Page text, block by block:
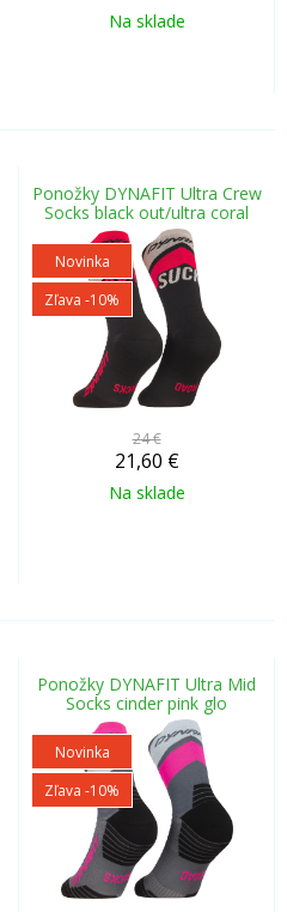
Na sklade
Ponožky DYNAFIT Ultra Crew
Socks black out/ultra coral
Novinka
Zľava -10%
24 €
21,60 €
Na sklade
Ponožky DYNAFIT Ultra Mid
Socks cinder pink glo
Novinka
Zľava -10%